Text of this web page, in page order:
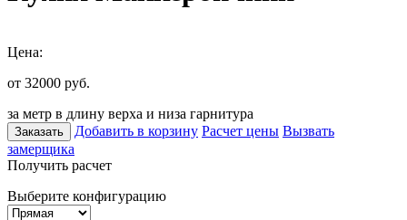
Цена:
от 32000 руб.
за метр в длину верха и низа гарнитура
Заказать Добавить в корзину Расчет цены Вызвать
замерщика
Получить расчет
Выберите конфигурацию